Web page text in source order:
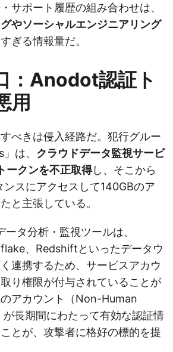
サポート履歴の組み合わせは、
やソーシャルエンジニアリング
ぎる情報量だ。
：Anodot認証ト
用
べきは侵入経路だ。犯行グルー
は、 クラウドデータ監視サービ
ークンを不正取得し、そこから
スにアクセスして140GBのア
と主張している。
タ分析・監視ツールは、
、Redshiftといったデータウ
連携するため、サービスアカウ
り権限が付与されていることが
アカウント（Non-Human
長期間にわたって有効な認証情
とが、攻撃者に格好の標的を提